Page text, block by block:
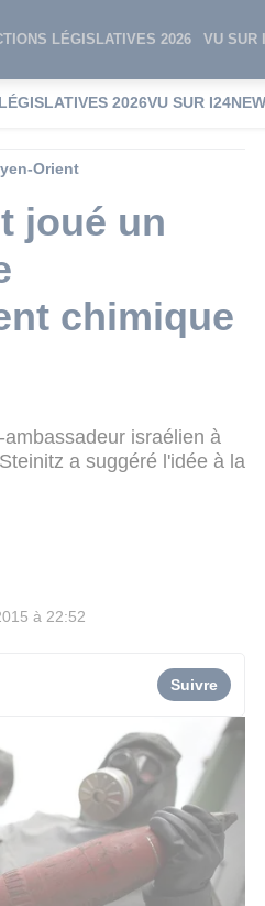
LÉGISLATIVES 2026 VU SUR
2026VU SUR
Orient
joué un
chimique
israélien à
a suggéré l'idée à la
à 22:52
Suivre